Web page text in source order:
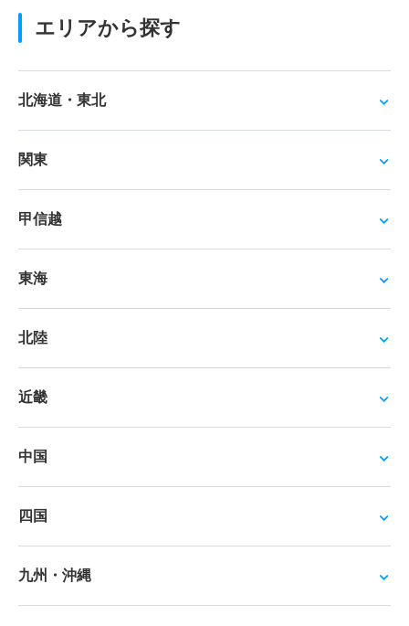
エリアから探す
北海道・東北
関東
甲信越
東海
北陸
近畿
中国
四国
九州・沖縄